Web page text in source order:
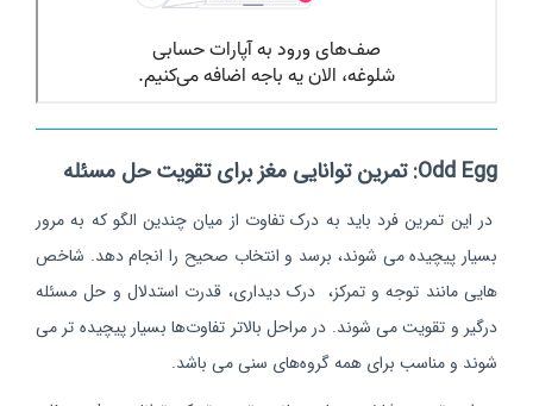
Odd Egg: تمرین توانایی مغز برای تقویت حل مسئله
در این تمرین فرد باید به درک تفاوت از میان چندین الگو که به مرور
بسیار پیچیده می شوند، برسد و انتخاب صحیح را انجام دهد. شاخص
هایی مانند توجه و تمرکز، درک دیداری، قدرت استدلال و حل مسئله
درگیر و تقویت می شوند. در مراحل بالاتر تفاوت‌ها بسیار پیچیده تر می
شوند و مناسب برای همه گروه‌های سنی می باشد.